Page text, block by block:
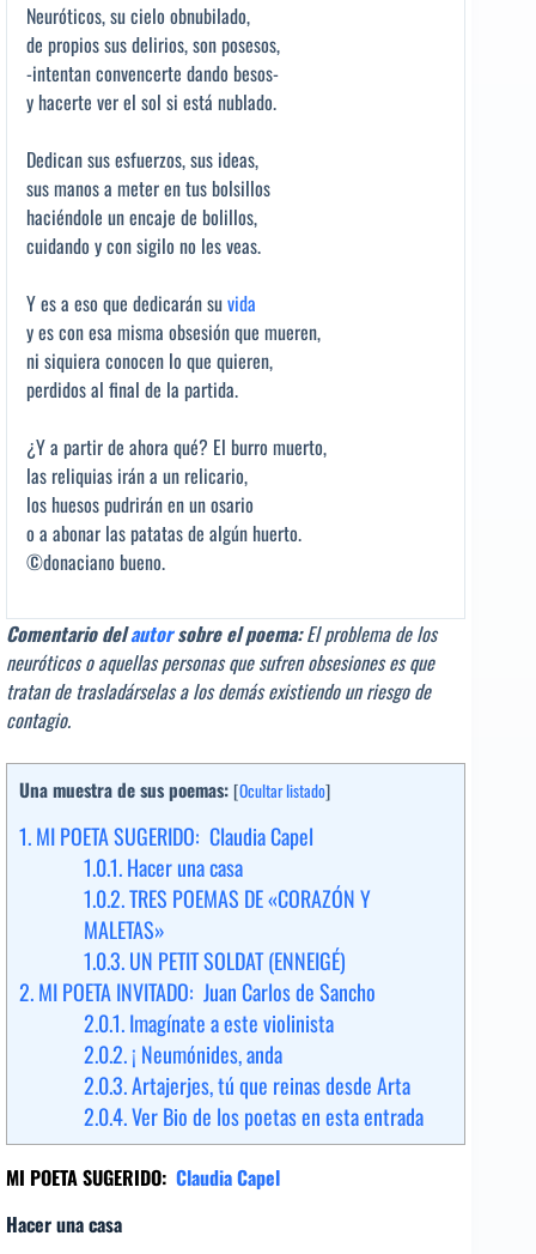
Neuróticos, su cielo obnubilado,
de propios sus delirios, son posesos,
-intentan convencerte dando besos-
y hacerte ver el sol si está nublado.
Dedican sus esfuerzos, sus ideas,
sus manos a meter en tus bolsillos
haciéndole un encaje de bolillos,
cuidando y con sigilo no les veas.
Y es a eso que dedicarán suvida
y es con esa misma obsesión que mueren,
ni siquiera conocen lo que quieren,
perdidos al final de la partida.
¿Y a partir de ahora qué? El burro muerto,
las reliquias irán a un relicario,
los huesos pudrirán en un osario
o a abonar las patatas de algún huerto.
©donaciano bueno.
Comentario delautorsobre el poema:El problema de los
neuróticos o aquellas personas que sufren obsesiones es que
tratan de trasladárselas a los demás existiendo un riesgo de
contagio.
Una muestra de sus poemas: [Ocultar listado]
1.MI POETA SUGERIDO: Claudia Capel
1.0.1.Hacer una casa
1.0.2.TRES POEMAS DE «CORAZÓN Y
MALETAS»
1.0.3.UN PETIT SOLDAT (ENNEIGÉ)
2.MI POETA INVITADO: Juan Carlos de Sancho
2.0.1.Imagínate a este violinista
2.0.2.¡ Neumónides, anda
2.0.3.Artajerjes, tú que reinas desde Arta
2.0.4.Ver Bio de los poetas en esta entrada
MI POETA SUGERIDO: Claudia Capel
Hacer una casa